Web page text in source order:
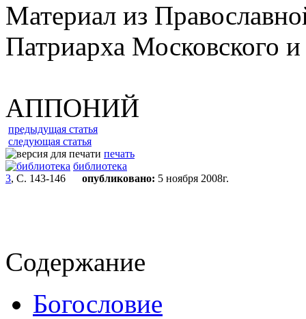
Материал из
Патриарха Московского
АППОНИЙ
предыдущая статья
следующая статья
печать
библиотека
3, С. 143-146 опубликовано: 5 ноября 2008г.
Содержание
Богословие